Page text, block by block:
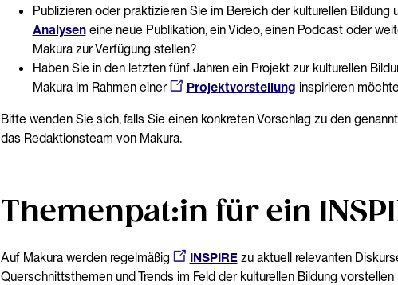
Publizieren oder praktizieren Sie im Bereich der kulturellen Bildung
Analyseneine neue Publikation, ein Video, einen Podcast oder
Makura zur Verfügung stellen?
Haben Sie in den letzten fünf Jahren ein Projekt zur kulturellen
Makura im Rahmen einer
Projektvorstellung inspirieren
Bitte wenden Sie sich, falls Sie einen konkreten Vorschlag zu den
das Redaktionsteam von Makura.
Themenpat:in für ein
Auf Makura werden regelmäßig INSPIREzu aktuell relevanten
Querschnittsthemen und Trends im Feld der kulturellen Bildung vorstellen